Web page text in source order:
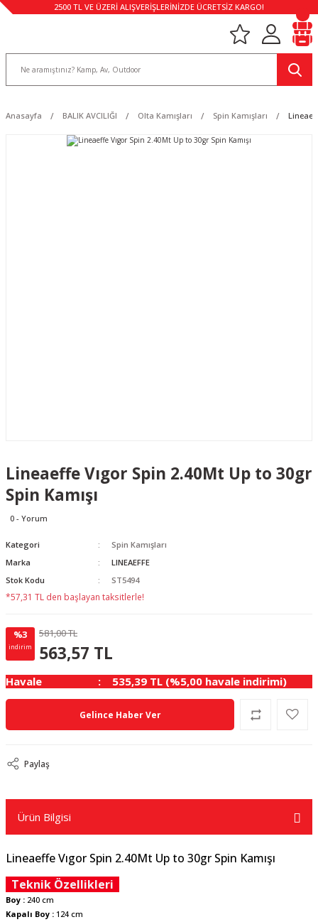
2500 TL VE ÜZERİ ALIŞVERİŞLERİNİZDE ÜCRETSİZ KARGO!
Anasayfa BALIK AVCILIĞI Olta Kamışları Spin Kamışları
Lineaeffe Vıgor Spin 2.40Mt Up to 30gr
Spin Kamışı
0 - Yorum
Kategori
Spin Kamışları
Marka
LINEAEFFE
Stok Kodu
ST5494
*57,31 TL den başlayan taksitlerle!
%3
indirim
581,00 TL
563,57 TL
Havale 535,39 TL (%5,00 havale indirimi)
Gelince Haber Ver
Paylaş
Ürün Bilgisi
Lineaeffe Vıgor Spin 2.40Mt Up to 30gr Spin Kamışı
Teknik Özellikleri
Boy : 240 cm
Kapalı Boy : 124 cm